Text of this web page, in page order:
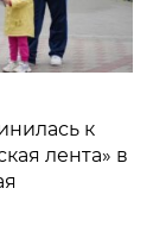
к
лента» в